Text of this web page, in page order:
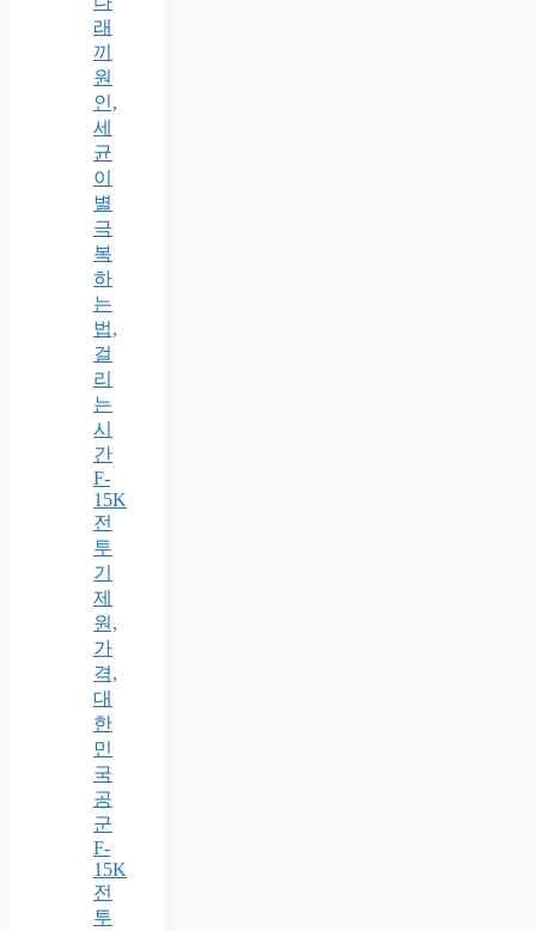
래
끼
원
인,
세
균
이
별
극
복
하
는
법,
걸
리
는
시
간
F-
15K
전
투
기
제
원,
가
격,
대
한
민
국
공
군
F-
15K
전
투